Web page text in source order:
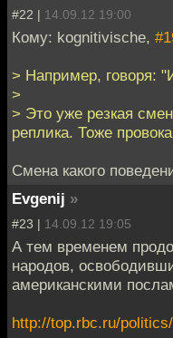
#22 | 14.09.12 19:00
Кому: kognitivische,
> Например, говоря:
>
> Это уже резкая
реплика. Тоже
Смена какого
Evgenij »
#23 | 14.09.12 19:05
А тем временем
народов,
американскими
http://top.rbc.ru/